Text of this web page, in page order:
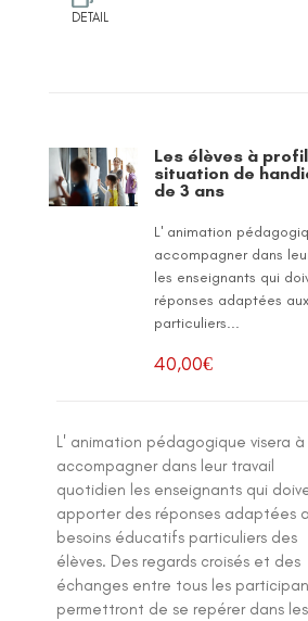
DETAIL
Les élèves à
situation de
de 3 ans
L' animation
accompagner dans
les enseignants qui
réponses adaptées
particuliers...
40,00€
L' animation pédagogique visera à
accompagner dans leur travail
quotidien les enseignants qui
apporter des réponses adaptées
besoins éducatifs particuliers des
élèves. Des regards croisés et des
échanges entre tous les
permettront de se repérer dans les